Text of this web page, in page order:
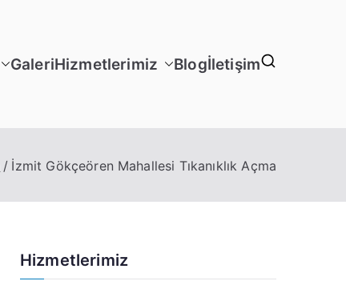
GaleriHizmetlerimiz Blogİletişim
İzmit Gökçeören Mahallesi Tıkanıklık Açma
Hizmetlerimiz